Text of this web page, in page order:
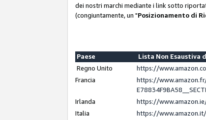
dei nostri marchi mediante i link sotto
(congiuntamente, un "Posizionamento di
Paese
Lista Non Esaustiva
Regno Unito
https://
Francia
https://
Irlanda
https://
Italia
https://